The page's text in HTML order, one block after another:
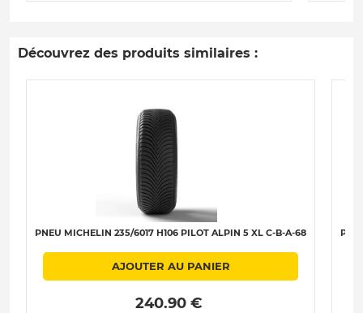
Découvrez des produits similaires :
PNEU MICHELIN 235/6017 H106 PILOT ALPIN 5 XL C-B-A-68
AJOUTER AU PANIER
240.90 €